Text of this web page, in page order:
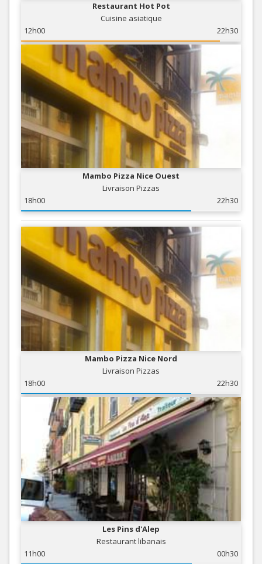
Restaurant Hot Pot
Cuisine asiatique
12h00
22h30
Mambo Pizza Nice Ouest
Livraison Pizzas
18h00
22h30
Mambo Pizza Nice Nord
Livraison Pizzas
18h00
22h30
Les Pins d'Alep
Restaurant libanais
11h00
00h30